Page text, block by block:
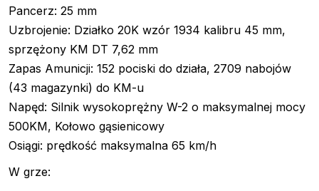
Pancerz: 25 mm
Uzbrojenie: Działko 20K wzór 1934 kalibru 45 mm,
sprzężony KM DT 7,62 mm
Zapas Amunicji: 152 pociski do działa, 2709 nabojów
(43 magazynki) do KM-u
Napęd: Silnik wysokoprężny W-2 o maksymalnej mocy
500KM, Kołowo gąsienicowy
Osiągi: prędkość maksymalna 65 km/h
W grze: